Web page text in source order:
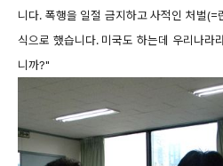
니다. 폭행을 일절 금지하고 사적인 처벌
식으로 했습니다. 미국도 하는데 우리나라
니까?"